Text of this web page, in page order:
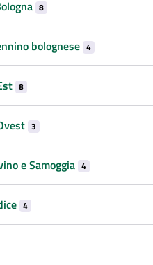
8
bolognese 4
8
3
e Samoggia 4
4